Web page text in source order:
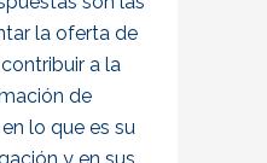
la oferta de
a la
de
lo que es su